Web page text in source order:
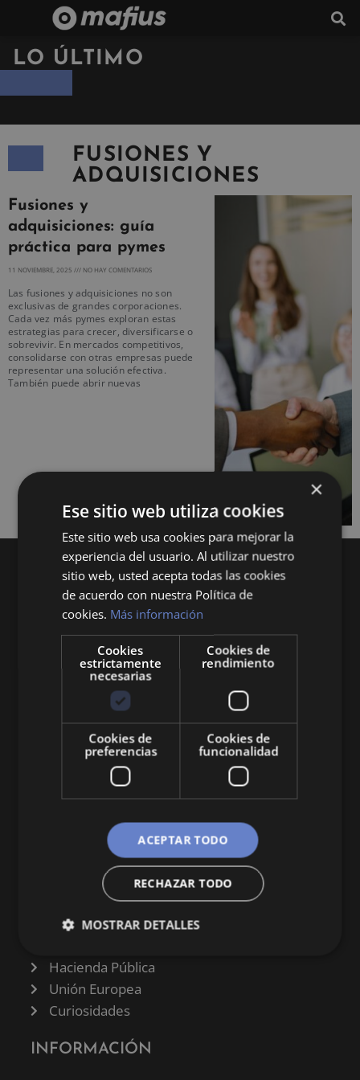
LO ÚLTIMO
FUSIONES Y
ADQUISICIONES
Fusiones y
adquisiciones: guía
práctica para pymes
11 NOVIEMBRE, 2025 NO HAY COMENTARIOS
Las fusiones y adquisiciones no son
exclusivas de grandes corporaciones.
Cada vez más pymes exploran estas
estrategias para crecer, diversificarse o
sobrevivir. En mercados competitivos,
consolidarse con otras empresas puede
representar una solución efectiva.
También puede abrir nuevas
Queremos mantenerte al día en temas de
economía, finanzas, negocios, derecho, historia
y curiosidades sobre todo lo relacionado con la
economía y empresa.
CATEGORÍAS
Finanzas
Derecho
Hacienda Pública
Unión Europea
Curiosidades
INFORMACIÓN
×
Ese sitio web utiliza cookies
Este sitio web usa cookies para mejorar la
experiencia del usuario. Al utilizar nuestro
sitio web, usted acepta todas las cookies
de acuerdo con nuestra Política de
cookies. Más información
Cookies
estrictamente
necesarias
Cookies de
rendimiento
Cookies de
preferencias
Cookies de
funcionalidad
ACEPTAR TODO
RECHAZAR TODO
MOSTRAR DETALLES